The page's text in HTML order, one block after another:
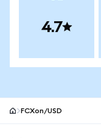
4.7
FCXon/USD